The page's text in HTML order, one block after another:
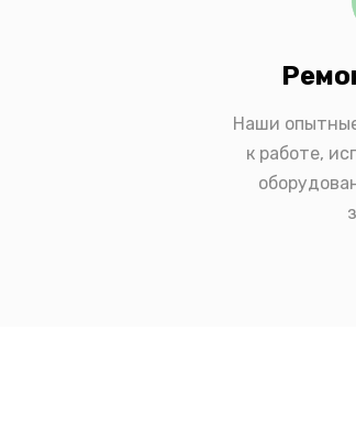
Наши
к работе,